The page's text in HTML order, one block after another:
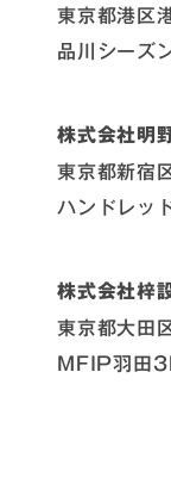
東京都港区
品川シーズ
株式会社明
東京都新宿
ハンドレッ
株式会社梓
東京都大田
MFIP羽田